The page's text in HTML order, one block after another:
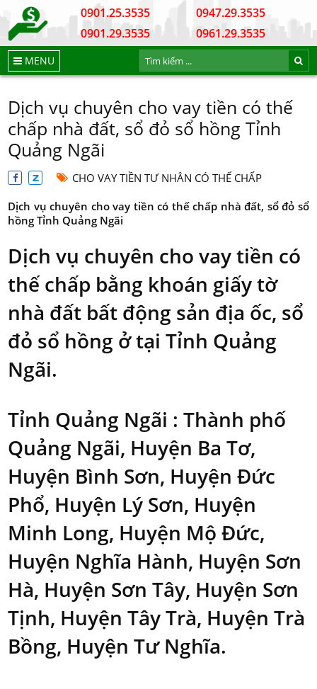
0901.25.3535
0901.29.3535
0947.29.3535
0961.29.3535
MENU
Dịch vụ chuyên cho vay tiền có thế
chấp nhà đất, sổ đỏ sổ hồng Tỉnh
Quảng Ngãi
CHO VAY TIỀN TƯ NHÂN CÓ THẾ CHẤP
Dịch vụ chuyên cho vay tiền có thế chấp nhà đất, sổ đỏ sổ
hồng Tỉnh Quảng Ngãi
Dịch vụ chuyên cho vay tiền có
thế chấp bằng khoán giấy tờ
nhà đất bất động sản địa ốc, sổ
đỏ sổ hồng ở tại Tỉnh Quảng
Ngãi.
Tỉnh Quảng Ngãi : Thành phố
Quảng Ngãi, Huyện Ba Tơ,
Huyện Bình Sơn, Huyện Đức
Phổ, Huyện Lý Sơn, Huyện
Minh Long, Huyện Mộ Đức,
Huyện Nghĩa Hành, Huyện Sơn
Hà, Huyện Sơn Tây, Huyện Sơn
Tịnh, Huyện Tây Trà, Huyện Trà
Bồng, Huyện Tư Nghĩa.